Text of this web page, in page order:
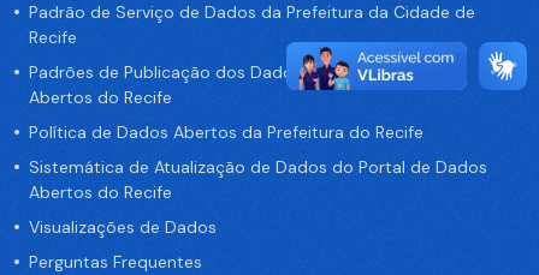
Padrão de Serviço de Dados da Prefeitura da Cidade de
Recife
Padrões de Publicação dos Dados no Portal de Dados
Abertos do Recife
Política de Dados Abertos da Prefeitura do Recife
Sistemática de Atualização de Dados do Portal de Dados
Abertos do Recife
Visualizações de Dados
Perguntas Frequentes